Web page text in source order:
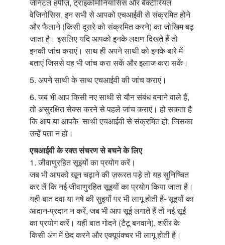
वेजिनोसिस, इन सभी से आपको एचआईवी से संक्रमित होने
और फैलाने (किसी दूसरे को संक्रमित करने) का जोखिम बढ़
जाता है। इसलिए यदि आपको इनके लक्षण दिखते हैं तो
इनकी जांच कराएं। साथ ही अपने साथी को इनके बारे में
बताएं जिससे वह भी जांच करा सकें और इलाज करा सकें।
5. अपने साथी के साथ एचआईवी की जांच कराएं।
6. जब भी आप किसी नए साथी से यौन संबंध बनाने वाले हैं,
तो असुरक्षित सेक्स करने से पहले जांच कराएं। हो सकता है
कि आप या आपके साथी एचआईवी से संक्रमित हों, जिसका
उन्हें पता न हो।
एचआईवी के रक्त संचरण से बचने के लिए
1. जीवाणुरहित सूइयों का प्रयोग करें।
जब भी आपको खून चढ़ाने की ज़रूरत पड़े तो यह सुनिष्चित
कर लें कि नई जीवाणुरहित सूइयों का प्रयोग किया जाता है।
यही बात दवा या नषे की सुइयों पर भी लागू होती है- सूइयों का
आदान-प्रदान न करें, जब भी आप सूई लगाते हैं तो नई सूई
का प्रयोग करें। यही बात गोदने (टैटू बनवाने), शरीर के
किसी अंग में छेद करने और एक्यूपंक्चर भी लागू होती है।